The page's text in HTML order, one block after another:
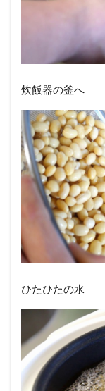
炊飯器の釜へ
ひたひたの水